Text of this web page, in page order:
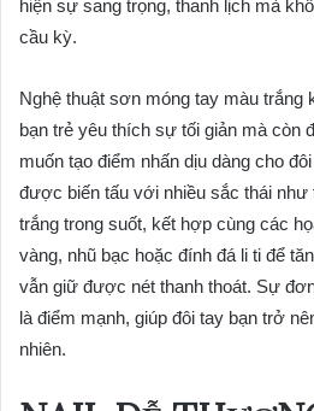
hiện sự sang trọng, thanh lịch mà
cầu kỳ.
Nghệ thuật sơn móng tay màu trắng
bạn trẻ yêu thích sự tối giản mà còn
muốn tạo điểm nhấn dịu dàng cho
được biến tấu với nhiều sắc thái như
trắng trong suốt, kết hợp cùng các
vàng, nhũ bạc hoặc đính đá li ti để
vẫn giữ được nét thanh thoát. Sự
là điểm mạnh, giúp đôi tay bạn trở
nhiên.